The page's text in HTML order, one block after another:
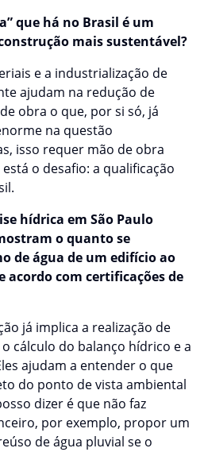
que há no Brasil é um
mais sustentável?
e a industrialização de
ajudam na redução de
obra o que, por si só, já
na questão
isso requer mão de obra
o desafio: a qualificação
hídrica em São Paulo
o quanto se
de água de um edifício ao
acordo com certificações de
já implica a realização de
cálculo do balanço hídrico e a
ajudam a entender o que
do ponto de vista ambiental
dizer é que não faz
por exemplo, propor um
de água pluvial se o